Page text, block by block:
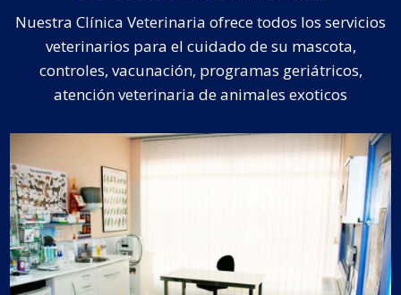
Nuestra Clínica Veterinaria ofrece todos los servicios
veterinarios para el cuidado de su mascota,
controles, vacunación, programas geriátricos,
atención veterinaria de animales exoticos